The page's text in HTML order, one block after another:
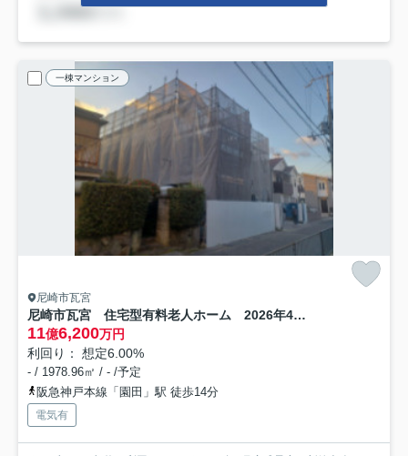
一棟マンション
尼崎市瓦宮
尼崎市瓦宮 住宅型有料老人ホーム 2026年4月完成予定
11億6,200万円
利回り： 想定6.00%
- / 1978.96㎡ / - /予定
阪急神戸本線「園田」駅 徒歩14分
電気有